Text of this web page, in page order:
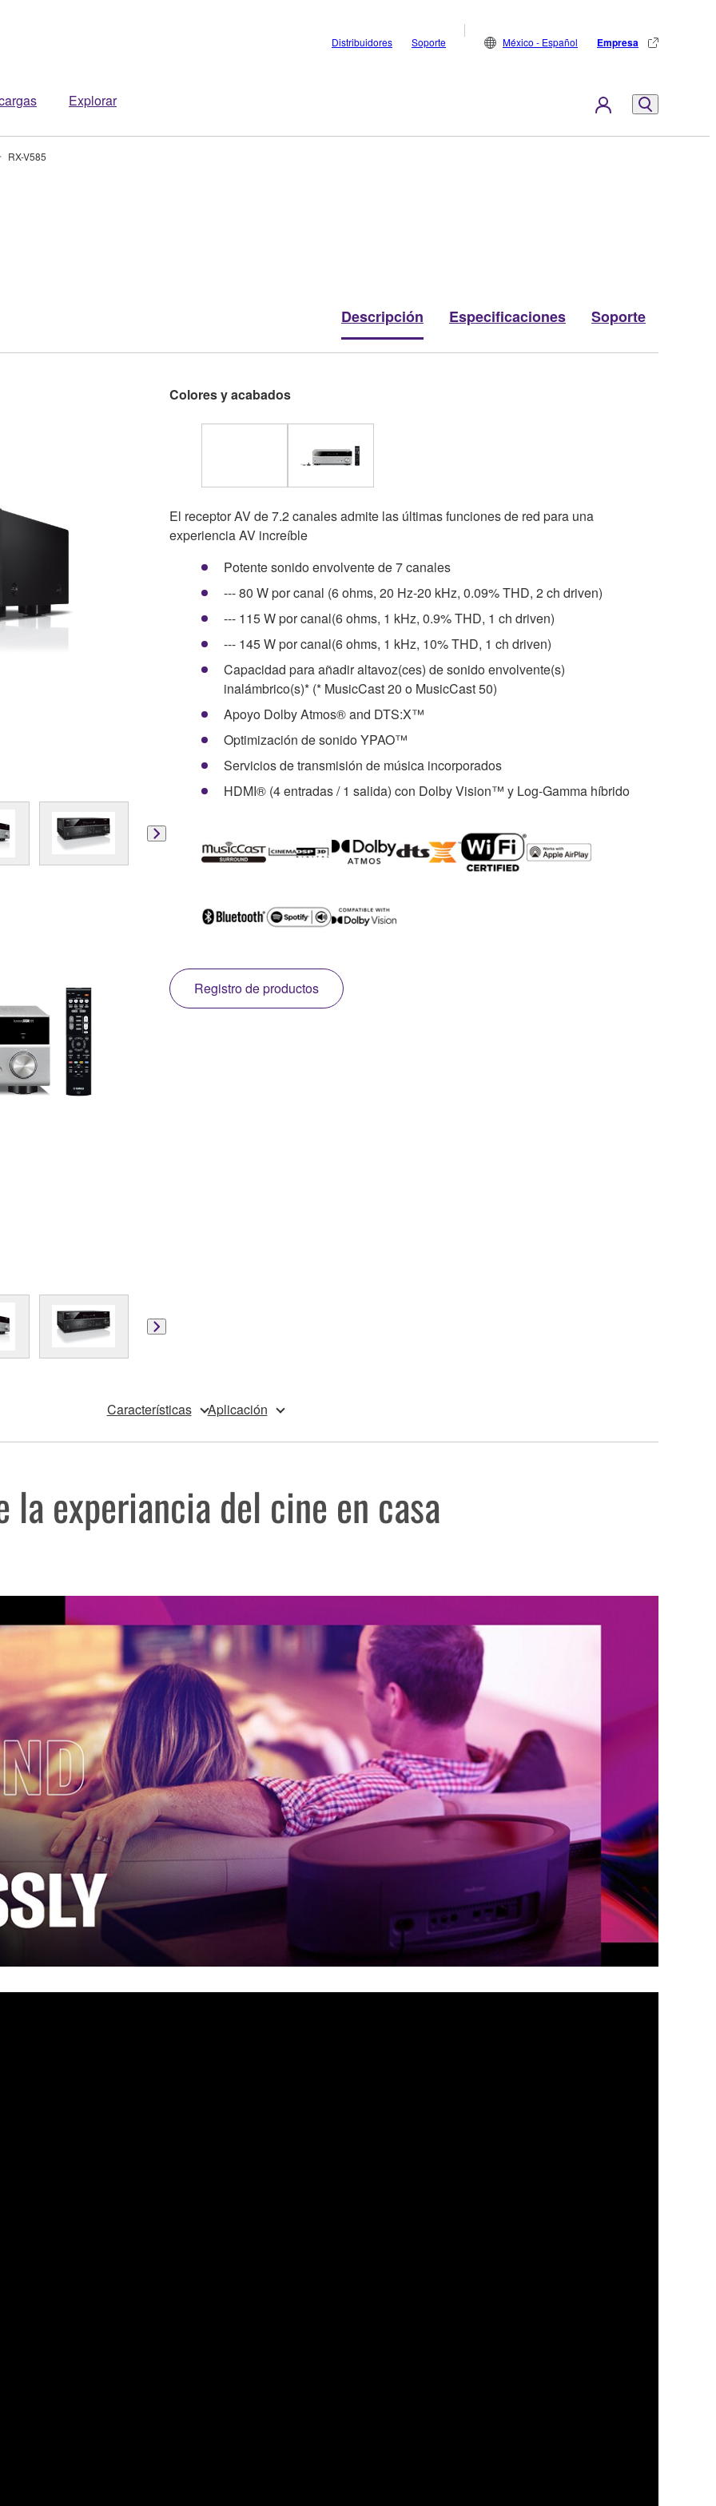
Explorar
Distribuidores Soporte México - Español Empresa
RX-V585
Descripción Especificaciones Soporte
Colores y acabados
El receptor AV de 7.2 canales admite las últimas funciones de red para una
experiencia AV increíble
Potente sonido envolvente de 7 canales
--- 80 W por canal (6 ohms, 20 Hz-20 kHz, 0.09% THD, 2 ch driven)
--- 115 W por canal(6 ohms, 1 kHz, 0.9% THD, 1 ch driven)
--- 145 W por canal(6 ohms, 1 kHz, 10% THD, 1 ch driven)
Capacidad para añadir altavoz(ces) de sonido envolvente(s)
inalámbrico(s)* (* MusicCast 20 o MusicCast 50)
Apoyo Dolby Atmos® and DTS:X™
Optimización de sonido YPAO™
Servicios de transmisión de música incorporados
HDMI® (4 entradas / 1 salida) con Dolby Vision™ y Log-Gamma híbrido
Registro de productos
Características Aplicación
la experiancia del cine en casa